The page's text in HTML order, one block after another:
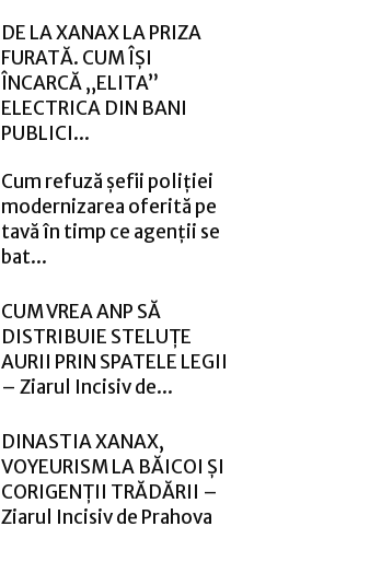
DE LA XANAX LA PRIZA
FURATĂ. CUM ÎȘI
ÎNCARCĂ „ELITA”
ELECTRICA DIN BANI
PUBLICI...
Cum refuză șefii poliției
modernizarea oferită pe
tavă în timp ce agenții se
bat...
CUM VREA ANP SĂ
DISTRIBUIE STELUȚE
AURII PRIN SPATELE LEGII
– Ziarul Incisiv de...
DINASTIA XANAX,
VOYEURISM LA BĂICOI ȘI
CORIGENȚII TRĂDĂRII –
Ziarul Incisiv de Prahova